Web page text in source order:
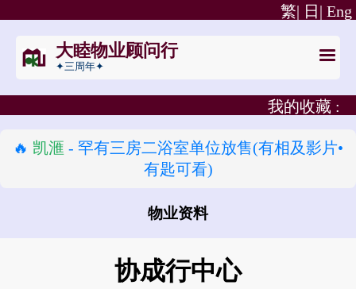
Eng
日|
繁|
大睦物业顾问行
✦三周年✦
我的收藏 :
🔥 凯滙 - 罕有三房二浴室单位放售(有相及影片•
有匙可看)
物业资料
协成行中心